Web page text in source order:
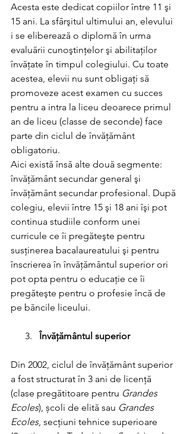
Acesta este dedicat copiilor între 11 şi
15 ani. La sfârşitul ultimului an, elevului
i se eliberează o diplomă în urma
evaluării cunoştinţelor şi abilitaţilor
învăţate în timpul colegiului. Cu toate
acestea, elevii nu sunt obligaţi să
promoveze acest examen cu succes
pentru a intra la liceu deoarece primul
an de liceu (classe de seconde) face
parte din ciclul de învăţământ
obligatoriu.
Aici există însă alte două segmente:
învăţământ secundar general şi
învăţământ secundar profesional. După
colegiu, elevii între 15 şi 18 ani îşi pot
continua studiile conform unei
curricule ce îi pregăteşte pentru
susţinerea bacalaureatului şi pentru
înscrierea în învăţământul superior ori
pot opta pentru o educaţie ce îi
pregăteşte pentru o profesie încă de
pe băncile liceului.
      3.
Învăţământul superior
Din 2002, ciclul de învățământ superior
a fost structurat în 3 ani de licență
(clase pregătitoare pentru Grandes
Ecoles), școli de elită sau Grandes
Ecoles, secțiuni tehnice superioare